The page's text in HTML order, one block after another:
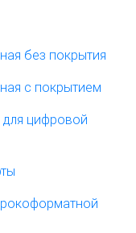
без покрытия
с покрытием
для цифровой